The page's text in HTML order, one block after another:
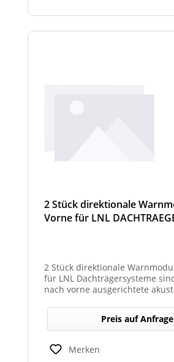
2 Stück direktionale
Vorne für LNL
2 Stück direktionale
für LNL Dachträgersysteme
nach vorne ausgerichtete
montiert werden, um in
gezielte Warnsignale
erhöhen die Sicht- und
Hinweise für Fahrer und
kompatibel mit den LNL-
Preis auf Anfrage
Merken